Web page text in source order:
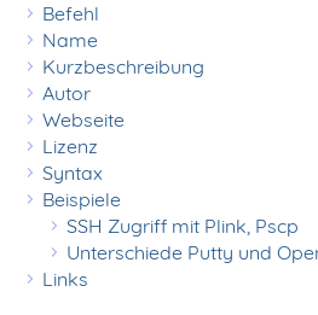
Befehl
Name
Kurzbeschreibung
Autor
Webseite
Lizenz
Syntax
Beispiele
SSH Zugriff mit Plink, Pscp
Unterschiede Putty und
Links